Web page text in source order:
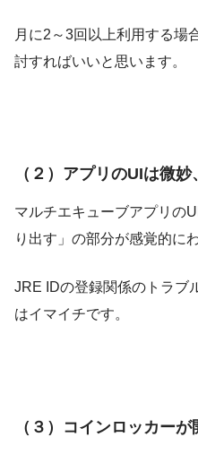
月に2～3回以上利用する場
討すればいいと思います。
（２）アプリのUIは微
マルチエキューブアプリの
り出す」の部分が感覚的に
JRE IDの登録関係のトラブ
はイマイチです。
（３）コインロッカー